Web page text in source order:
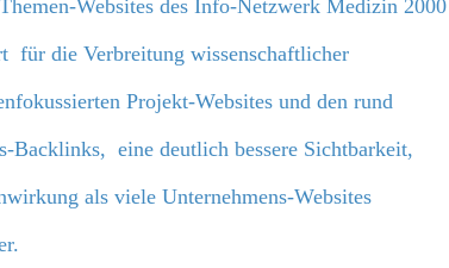
Websites des Info-Netzwerk Medizin 2000
für die Verbreitung wissenschaftlicher
Projekt-Websites und den rund
Backlinks, eine deutlich bessere Sichtbarkeit,
als viele Unternehmens-Websites